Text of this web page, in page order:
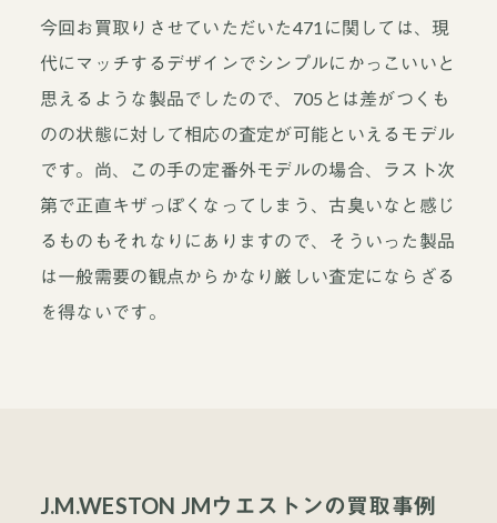
今回お買取りさせていただいた471に関しては、現
代にマッチするデザインでシンプルにかっこいいと
思えるような製品でしたので、705とは差がつくも
のの状態に対して相応の査定が可能といえるモデル
です。尚、この手の定番外モデルの場合、ラスト次
第で正直キザっぽくなってしまう、古臭いなと感じ
るものもそれなりにありますので、そういった製品
は一般需要の観点からかなり厳しい査定にならざる
を得ないです。
J.M.WESTON JMウエストンの買取事例